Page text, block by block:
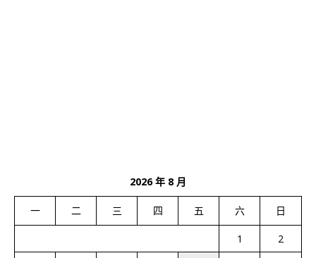
2026 年 8 月
一 二 三 四 五 六 日
1
2